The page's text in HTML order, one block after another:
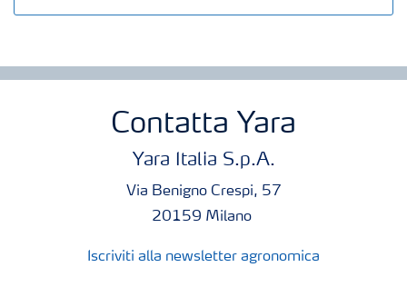
Contatta Yara
Yara Italia S.p.A.
Via Benigno Crespi, 57
20159 Milano
Iscriviti alla newsletter agronomica